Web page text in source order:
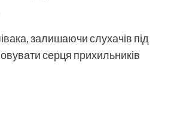
залишаючи слухачів під
серця прихильників